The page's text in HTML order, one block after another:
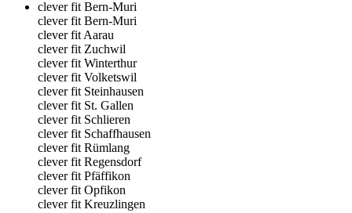
clever fit Bern-Muri
clever fit Bern-Muri
clever fit Aarau
clever fit Zuchwil
clever fit Winterthur
clever fit Volketswil
clever fit Steinhausen
clever fit St. Gallen
clever fit Schlieren
clever fit Schaffhausen
clever fit Rümlang
clever fit Regensdorf
clever fit Pfäffikon
clever fit Opfikon
clever fit Kreuzlingen